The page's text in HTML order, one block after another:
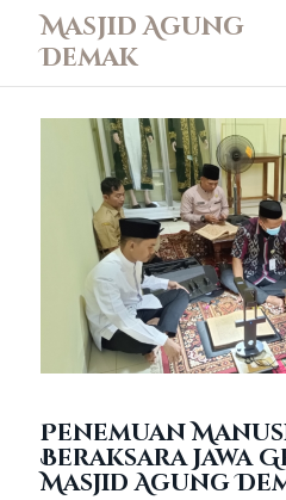
Masjid Agung
Demak
Masjid
Beranda
Profil
Berita
Remaja Masjid
Koleksi Museum
Galeri
Perpustakaan
Infaq
Kontak
Penemuan
Beraksara Jawa
Masjid Agung